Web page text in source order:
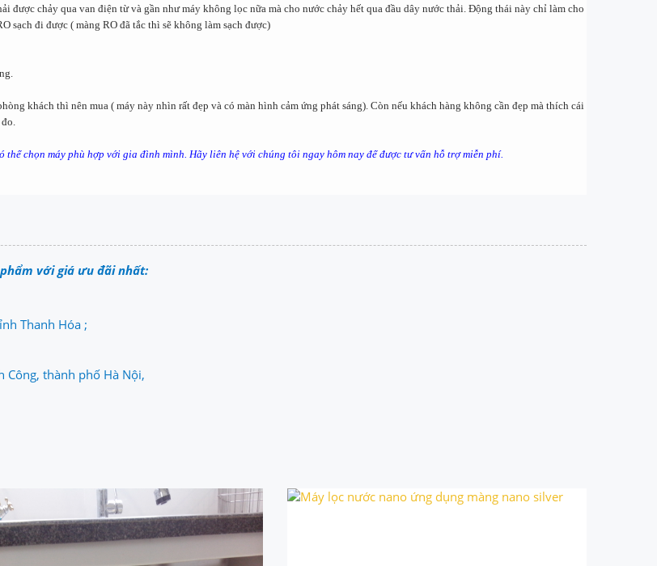
được chảy qua van điện từ và gần như máy không lọc nữa mà cho nước chảy hết qua đầu dây nước thải. Động thái này chỉ làm cho
sạch đi được ( màng RO đã tắc thì sẽ không làm sạch được)
khách thì nên mua ( máy này nhìn rất đẹp và có màn hình cảm ứng phát sáng). Còn nếu khách hàng không cần đẹp mà thích cái
chọn máy phù hợp với gia đình mình. Hãy liên hệ với chúng tôi ngay hôm nay để được tư vấn hỗ trợ miễn phí.
với giá ưu đãi nhất:
Thanh Hóa ;
Công, thành phố Hà Nội,